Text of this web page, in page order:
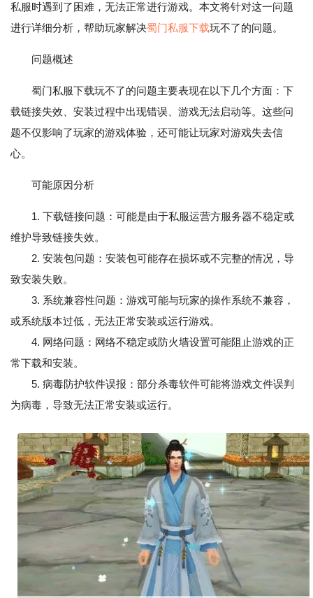
私服时遇到了困难，无法正常进行游戏。本文将针对这一问题
进行详细分析，帮助玩家解决蜀门私服下载玩不了的问题。
问题概述
蜀门私服下载玩不了的问题主要表现在以下几个方面：下
载链接失效、安装过程中出现错误、游戏无法启动等。这些问
题不仅影响了玩家的游戏体验，还可能让玩家对游戏失去信
心。
可能原因分析
1. 下载链接问题：可能是由于私服运营方服务器不稳定或
维护导致链接失效。
2. 安装包问题：安装包可能存在损坏或不完整的情况，导
致安装失败。
3. 系统兼容性问题：游戏可能与玩家的操作系统不兼容，
或系统版本过低，无法正常安装或运行游戏。
4. 网络问题：网络不稳定或防火墙设置可能阻止游戏的正
常下载和安装。
5. 病毒防护软件误报：部分杀毒软件可能将游戏文件误判
为病毒，导致无法正常安装或运行。